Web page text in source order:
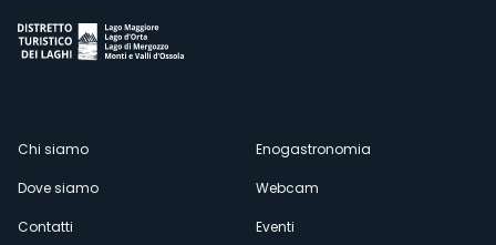
Menù
secondario
Chi siamo
Dove siamo
Contatti
Enogastronomia
Webcam
Eventi